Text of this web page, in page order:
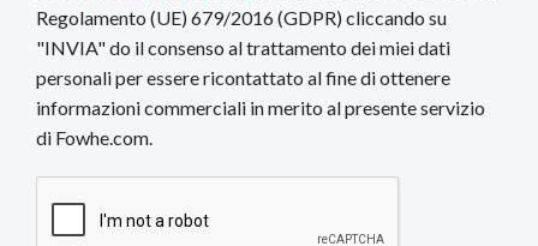
Regolamento (UE) 679/2016 (GDPR) cliccando su
"INVIA" do il consenso al trattamento dei miei dati
personali per essere ricontattato al fine di ottenere
informazioni commerciali in merito al presente servizio
di Fowhe.com.